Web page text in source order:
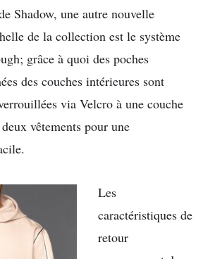
Shadow, une autre nouvelle
de la collection est le système
grâce à quoi des poches
des couches intérieures sont
via Velcro à une couche
vêtements pour une
Les
caractéristiques de
retour